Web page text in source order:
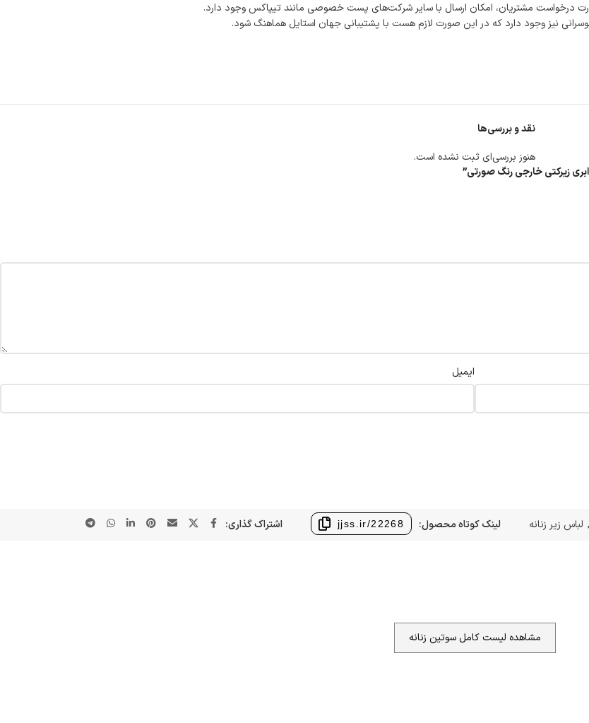
مشتریان، امکان ارسال با سایر شرکت‌های پست خصوصی مانند تیپاکس وجود دارد.
نیز وجود دارد که در این صورت لازم هست با پشتیبانی جهان استایل هماهنگ شود.
نقد و بررسی‌ها
هنوز بررسی‌ای ثبت نشده است.
زیرکتی خارجی رنگ صورتی”
ایمیل
, لباس زیر زنانه لینک کوتاه محصول: jjss.ir/22268 اشتراک گذاری:
مشاهده لیست کامل سوتین زنانه